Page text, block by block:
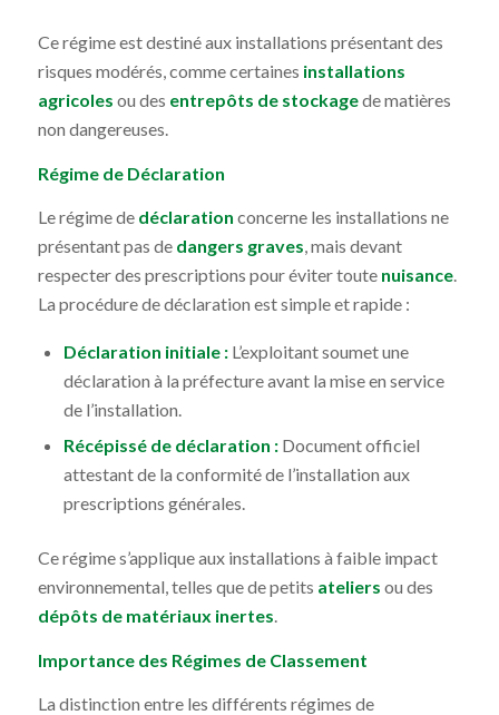
Ce régime est destiné aux installations présentant des
risques modérés, comme certaines installations
agricoles ou des entrepôts de stockagede matières
non dangereuses.
Régime de Déclaration
Le régime de déclaration concerne les installations ne
présentant pas de dangers graves, mais devant
respecter des prescriptions pour éviter toute nuisance.
La procédure de déclaration est simple et rapide :
Déclaration initiale :L’exploitant soumet une
déclaration à la préfecture avant la mise en service
de l’installation.
Récépissé de déclaration :Document officiel
attestant de la conformité de l’installation aux
prescriptions générales.
Ce régime s’applique aux installations à faible impact
environnemental, telles que de petits ateliers ou des
dépôts de matériaux inertes.
Importance des Régimes de Classement
La distinction entre les différents régimes de